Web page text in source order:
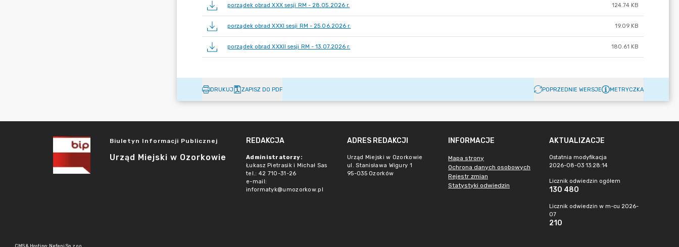
porządek obrad XXX sesji RM - 28.05.2026 r. 124.74 KB
porządek obrad XXXI sesji RM - 25.06.2026 r. 19.09 KB
porządek obrad XXXII sesji RM - 13.07.2026 r. 180.61 KB
DRUKUJ ZAPISZ DO PDF POPRZEDNIE WERSJE METRYCZKA
Biuletyn Informacji Publicznej
Urząd Miejski w Ozorkowie
REDAKCJA
Administratorzy:
Łukasz Pietrasik i Michał Sas
tel.: 42 710-31-26
e-mail:
informatyk@umozorkow.pl
ADRES REDAKCJI
Urząd Miejski w Ozorkowie
ul. Stanisława Wigury 1
95-035 Ozorków
INFORMACJE
Mapa strony
Ochrona danych osobowych
Rejestr zmian
Statystyki odwiedzin
AKTUALIZACJE
Ostatnia modyfikacja
2026-08-03 13:28:14
Licznik odwiedzin ogółem
130 480
Licznik odwiedzin w m-cu 2026-
07
210
CMS & Hosting: Nefeni Sp. z o.o.